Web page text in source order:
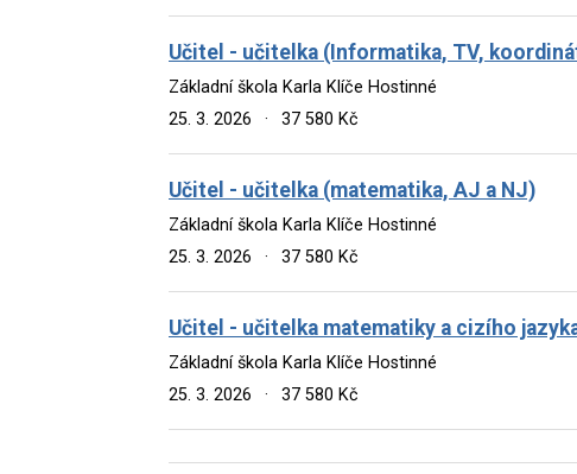
Učitel - učitelka (Informatika, TV,
Základní škola Karla Klíče Hostinné
25. 3. 2026
· 37 580 Kč
Učitel - učitelka (matematika, AJ a NJ)
Základní škola Karla Klíče Hostinné
25. 3. 2026
· 37 580 Kč
Učitel - učitelka matematiky a cizího
Základní škola Karla Klíče Hostinné
25. 3. 2026
· 37 580 Kč